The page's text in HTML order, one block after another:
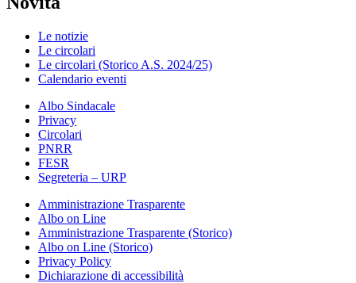
Le notizie
Le circolari
Le circolari (Storico A.S. 2024/25)
Calendario eventi
Albo Sindacale
Privacy
Circolari
PNRR
FESR
Segreteria – URP
Amministrazione Trasparente
Albo on Line
Amministrazione Trasparente (Storico)
Albo on Line (Storico)
Privacy Policy
Dichiarazione di accessibilità